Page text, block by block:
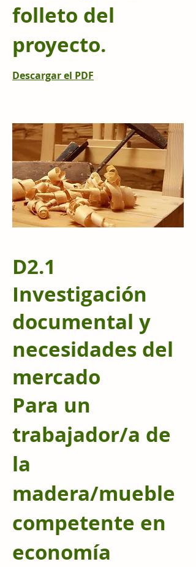
folleto del
proyecto.
Descargar el PDF
D2.1
Investigación
documental y
necesidades del
mercado
Para un
trabajador/a de
la
madera/mueble
competente en
economía